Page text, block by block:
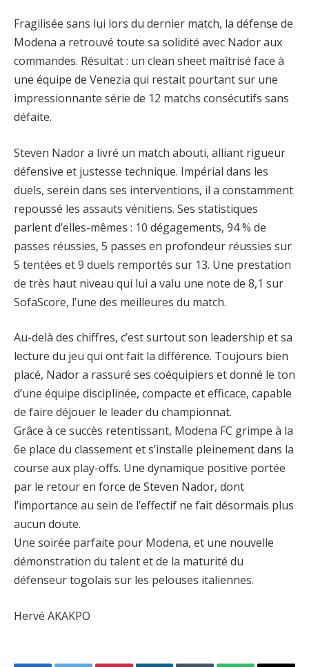
Fragilisée sans lui lors du dernier match, la défense de
Modena a retrouvé toute sa solidité avec Nador aux
commandes. Résultat : un clean sheet maîtrisé face à
une équipe de Venezia qui restait pourtant sur une
impressionnante série de 12 matchs consécutifs sans
défaite.
Steven Nador a livré un match abouti, alliant rigueur
défensive et justesse technique. Impérial dans les
duels, serein dans ses interventions, il a constamment
repoussé les assauts vénitiens. Ses statistiques
parlent d’elles-mêmes : 10 dégagements, 94 % de
passes réussies, 5 passes en profondeur réussies sur
5 tentées et 9 duels remportés sur 13. Une prestation
de très haut niveau qui lui a valu une note de 8,1 sur
SofaScore, l’une des meilleures du match.
Au-delà des chiffres, c’est surtout son leadership et sa
lecture du jeu qui ont fait la différence. Toujours bien
placé, Nador a rassuré ses coéquipiers et donné le ton
d’une équipe disciplinée, compacte et efficace, capable
de faire déjouer le leader du championnat.
Grâce à ce succès retentissant, Modena FC grimpe à la
6e place du classement et s’installe pleinement dans la
course aux play-offs. Une dynamique positive portée
par le retour en force de Steven Nador, dont
l’importance au sein de l’effectif ne fait désormais plus
aucun doute.
Une soirée parfaite pour Modena, et une nouvelle
démonstration du talent et de la maturité du
défenseur togolais sur les pelouses italiennes.
Hervé AKAKPO